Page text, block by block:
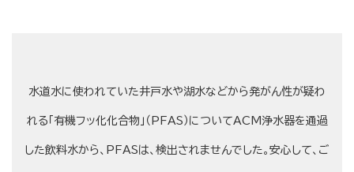
水道水に使われていた井戸水や湖水などから発がん性が疑わ
れる「有機フッ化化合物」（PFAS）についてACM浄水器を通過
した飲料水から、PFASは、検出されませんでした。安心して、ご